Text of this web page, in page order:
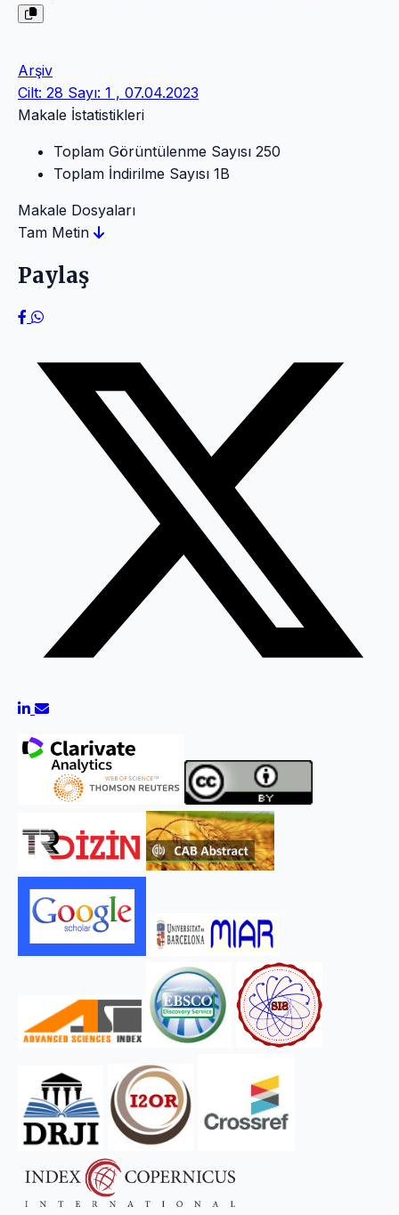
Arşiv
Cilt: 28 Sayı: 1 , 07.04.2023
Makale İstatistikleri
Toplam Görüntülenme Sayısı 250
Toplam İndirilme Sayısı 1B
Makale Dosyaları
Tam Metin
Paylaş